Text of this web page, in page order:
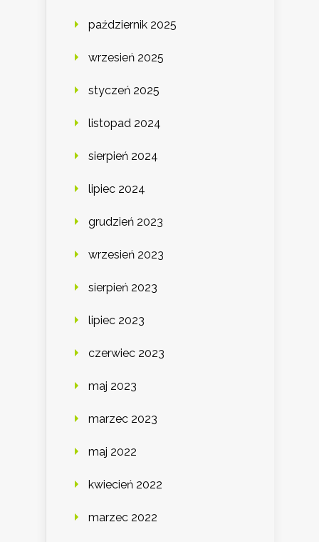
październik 2025
wrzesień 2025
styczeń 2025
listopad 2024
sierpień 2024
lipiec 2024
grudzień 2023
wrzesień 2023
sierpień 2023
lipiec 2023
czerwiec 2023
maj 2023
marzec 2023
maj 2022
kwiecień 2022
marzec 2022